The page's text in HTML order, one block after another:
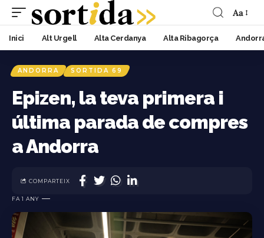
Aa
Inici Alt Urgell Alta Cerdanya Alta Ribagorça
ANDORRA SORTIDA 69
Epizen, la teva primera i
última parada de compres
a Andorra
FA 1 ANY
COMPARTEIX